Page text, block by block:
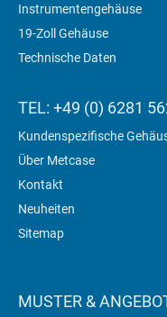
Instrumentengehäuse
19-Zoll Gehäuse
Technische Daten
TEL: +49 (0) 6281
Kundenspezifische
Über Metcase
Kontakt
Neuheiten
Sitemap
MUSTER &